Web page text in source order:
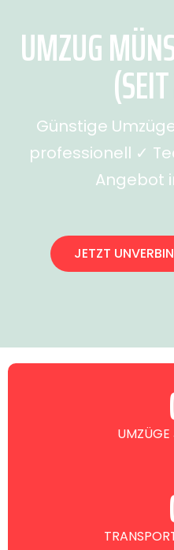
UMZUG
Günstige
professionell ✓
Angebot
JETZT
UMZÜGE